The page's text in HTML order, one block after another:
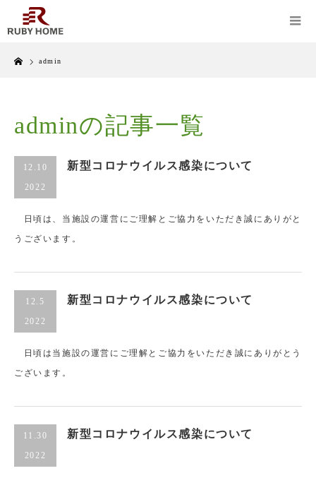
Home
admin
adminの記事一覧
12.10
2022
新型コロナウイルス感染について
日頃は、当施設の運営にご理解とご協力をいただき誠にありがと
うございます。
12.5
2022
新型コロナウイルス感染について
日頃は当施設の運営にご理解とご協力をいただき誠にありがとう
ございます。
11.30
2022
新型コロナウイルス感染について